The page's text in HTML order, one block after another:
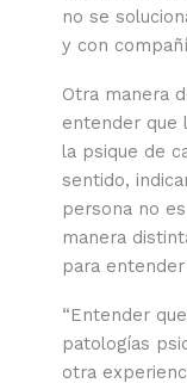
no se
y con
Otra manera
entender que
la psique de
sentido,
persona no
manera
para
“Entender
patologías
otra